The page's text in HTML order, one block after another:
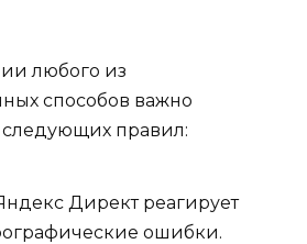
любого из
способов важно
правил:
Директ реагирует
ошибки.